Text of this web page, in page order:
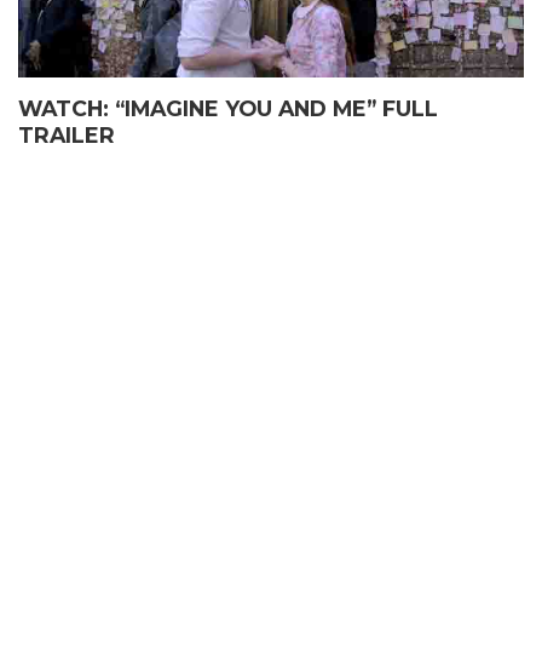
WATCH: “IMAGINE YOU AND ME” FULL
TRAILER